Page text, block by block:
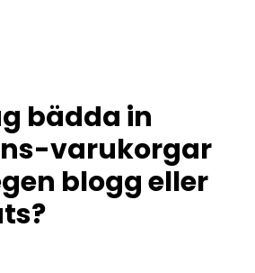
bädda in
varukorgar
blogg eller